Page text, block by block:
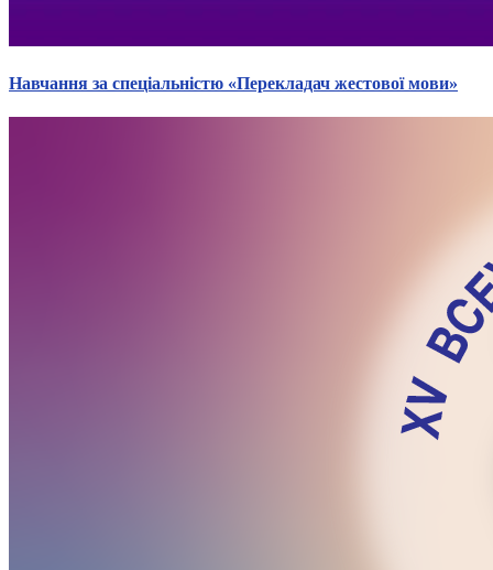
Навчання за спеціальністю «Перекладач жестової мови»